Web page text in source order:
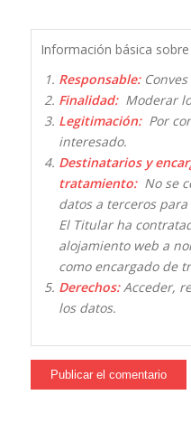
Información básica
Responsable:Conves
Finalidad:Moderar
Legitimación:Por
interesado.
Destinatarios y
tratamiento:No se
datos a terceros
El Titular ha
alojamiento web a
como encargado de
Derechos:Acceder,
los datos.